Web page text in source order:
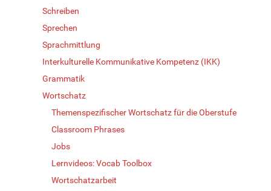
Schreiben
Sprechen
Sprachmittlung
Interkulturelle Kommunikative Kompetenz (IKK)
Grammatik
Wortschatz
Themenspezifischer Wortschatz für die Oberstufe
Classroom Phrases
Jobs
Lernvideos: Vocab Toolbox
Wortschatzarbeit